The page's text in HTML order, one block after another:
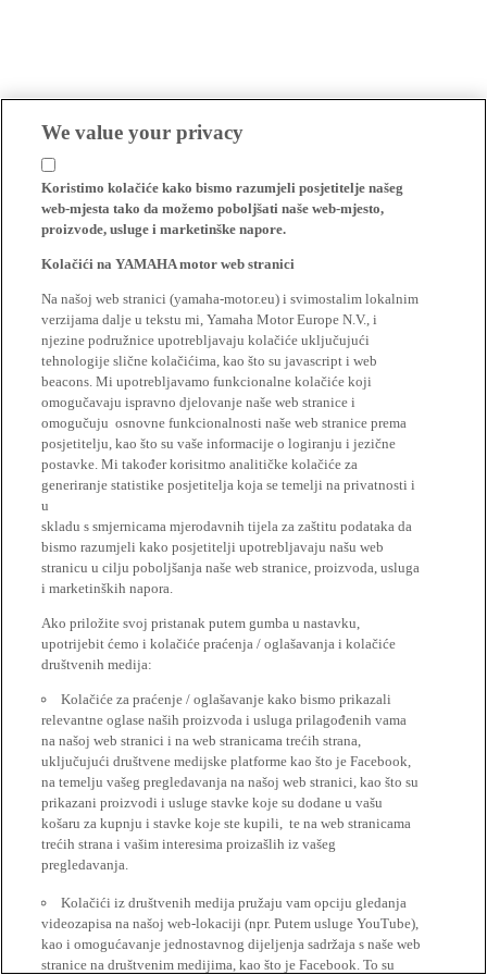
We value your privacy
Koristimo kolačiće kako bismo razumjeli posjetitelje našeg
web-mjesta tako da možemo poboljšati naše web-mjesto,
proizvode, usluge i marketinške napore.
Kolačići na YAMAHA motor web stranici
Na našoj web stranici (yamaha-motor.eu) i svimostalim lokalnim
verzijama dalje u tekstu mi, Yamaha Motor Europe N.V., i
njezine podružnice upotrebljavaju kolačiće uključujući
tehnologije slične kolačićima, kao što su javascript i web
beacons. Mi upotrebljavamo funkcionalne kolačiće koji
omogučavaju ispravno djelovanje naše web stranice i
omogučuju osnovne funkcionalnosti naše web stranice prema
posjetitelju, kao što su vaše informacije o logiranju i jezične
postavke. Mi također korisitmo analitičke kolačiće za
generiranje statistike posjetitelja koja se temelji na privatnosti i
u
skladu s smjernicama mjerodavnih tijela za zaštitu podataka da
bismo razumjeli kako posjetitelji upotrebljavaju našu web
stranicu u cilju poboljšanja naše web stranice, proizvoda, usluga
i marketinških napora.
Ako priložite svoj pristanak putem gumba u nastavku,
upotrijebit ćemo i kolačiće praćenja / oglašavanja i kolačiće
društvenih medija:
Kolačiće za praćenje / oglašavanje kako bismo prikazali
relevantne oglase naših proizvoda i usluga prilagođenih vama
na našoj web stranici i na web stranicama trećih strana,
uključujući društvene medijske platforme kao što je Facebook,
na temelju vašeg pregledavanja na našoj web stranici, kao što su
prikazani proizvodi i usluge stavke koje su dodane u vašu
košaru za kupnju i stavke koje ste kupili, te na web stranicama
trećih strana i vašim interesima proizašlih iz vašeg
pregledavanja.
Kolačići iz društvenih medija pružaju vam opciju gledanja
videozapisa na našoj web-lokaciji (npr. Putem usluge YouTube),
kao i omogućavanje jednostavnog dijeljenja sadržaja s naše web
stranice na društvenim medijima, kao što je Facebook. To su